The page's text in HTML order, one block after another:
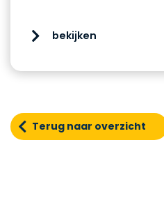
bekijken
Terug naar overzicht